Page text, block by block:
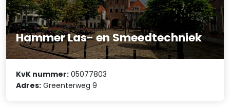
Hammer Las- en Smeedtechniek
KvK nummer: 05077803
Adres: Greenterweg 9